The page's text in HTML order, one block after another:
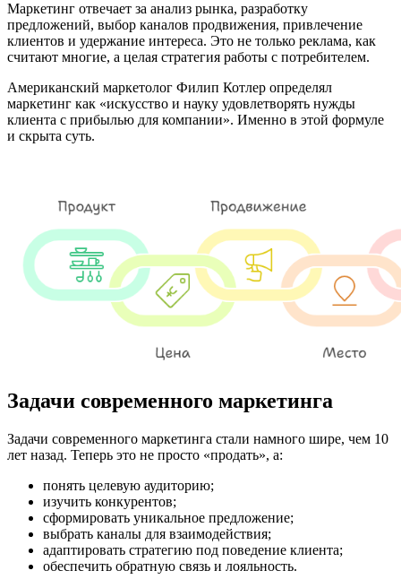
Маркетинг отвечает за анализ рынка, разработку
предложений, выбор каналов продвижения, привлечение
клиентов и удержание интереса. Это не только реклама, как
считают многие, а целая стратегия работы с потребителем.
Американский маркетолог Филип Котлер определял
маркетинг как «искусство и науку удовлетворять нужды
клиента с прибылью для компании». Именно в этой формуле
и скрыта суть.
Задачи современного маркетинга
Задачи современного маркетинга стали намного шире, чем 10
лет назад. Теперь это не просто «продать», а:
понять целевую аудиторию;
изучить конкурентов;
сформировать уникальное предложение;
выбрать каналы для взаимодействия;
адаптировать стратегию под поведение клиента;
обеспечить обратную связь и лояльность.